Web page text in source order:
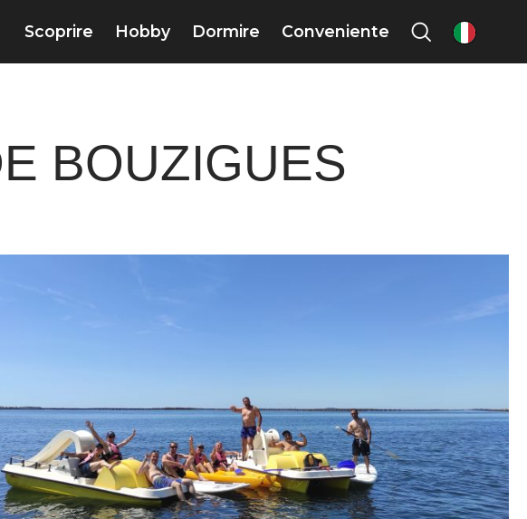
Scoprire Hobby Dormire Conveniente
BOUZIGUES